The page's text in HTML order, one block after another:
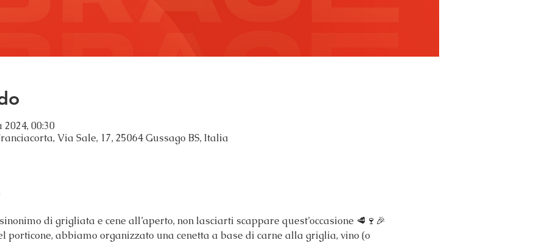
2024, 00:30
Via Sale, 17, 25064 Gussago BS, Italia
di grigliata e cene all’aperto, non lasciarti scappare quest’occasione 🥩🍷🎉
porticone, abbiamo organizzato una cenetta a base di carne alla griglia, vino (o